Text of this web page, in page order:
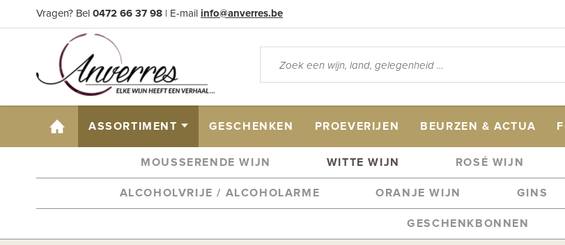
Vragen? Bel 0472 66 37 98 | E-mail info@anverres.be
HOME ASSORTIMENT GESCHENKEN PROEVERIJEN BEURZEN & ACTUA
MOUSSERENDE WIJN WITTE WIJN ROSÉ WIJN
ALCOHOLVRIJE / ALCOHOLARME ORANJE WIJN GINS
GESCHENKBONNEN